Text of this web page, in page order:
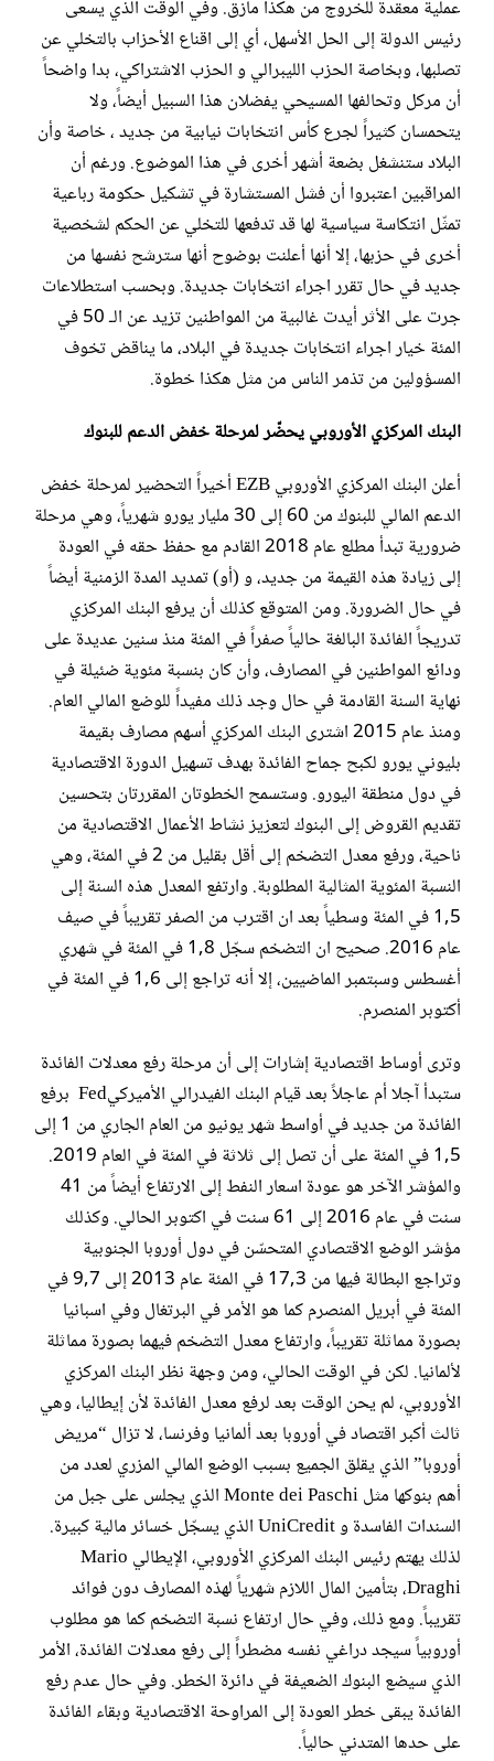
عملية معقدة للخروج من هكذا مأزق. وفي الوقت الذي يسعى
رئيس الدولة إلى الحل الأسهل، أي إلى اقناع الأحزاب بالتخلي عن
تصلبها، وبخاصة الحزب الليبرالي و الحزب الاشتراكي، بدا واضحاً
أن مركل وتحالفها المسيحي يفضلان هذا السبيل أيضاً، ولا
يتحمسان كثيراً لجرع كأس انتخابات نيابية من جديد ، خاصة وأن
البلاد ستنشغل بضعة أشهر أخرى في هذا الموضوع. ورغم أن
المراقبين اعتبروا أن فشل المستشارة في تشكيل حكومة رباعية
تمثّل انتكاسة سياسية لها قد تدفعها للتخلي عن الحكم لشخصية
أخرى في حزبها، إلا أنها أعلنت بوضوح أنها سترشح نفسها من
جديد في حال تقرر اجراء انتخابات جديدة. وبحسب استطلاعات
جرت على الأثر أيدت غالبية من المواطنين تزيد عن الـ 50 في
المئة خيار اجراء انتخابات جديدة في البلاد، ما يناقض تخوف
المسؤولين من تذمر الناس من مثل هكذا خطوة.
البنك المركزي الأوروبي يحضّر لمرحلة خفض الدعم للبنوك
أعلن البنك المركزي الأوروبي EZB أخيراً التحضير لمرحلة خفض
الدعم المالي للبنوك من 60 إلى 30 مليار يورو شهرياً، وهي مرحلة
ضرورية تبدأ مطلع عام 2018 القادم مع حفظ حقه في العودة
إلى زيادة هذه القيمة من جديد، و (أو) تمديد المدة الزمنية أيضاً
في حال الضرورة. ومن المتوقع كذلك أن يرفع البنك المركزي
تدريجاً الفائدة البالغة حالياً صفراً في المئة منذ سنين عديدة على
ودائع المواطنين في المصارف، وأن كان بنسبة مئوية ضئيلة في
نهاية السنة القادمة في حال وجد ذلك مفيداً للوضع المالي العام.
ومنذ عام 2015 اشترى البنك المركزي أسهم مصارف بقيمة
بليوني يورو لكبح جماح الفائدة بهدف تسهيل الدورة الاقتصادية
في دول منطقة اليورو. وستسمح الخطوتان المقررتان بتحسين
تقديم القروض إلى البنوك لتعزيز نشاط الأعمال الاقتصادية من
ناحية، ورفع معدل التضخم إلى أقل بقليل من 2 في المئة، وهي
النسبة المئوية المثالية المطلوبة. وارتفع المعدل هذه السنة إلى
1,5 في المئة وسطياً بعد ان اقترب من الصفر تقريباً في صيف
عام 2016. صحيح ان التضخم سجّل 1,8 في المئة في شهري
أغسطس وسبتمبر الماضيين، إلا أنه تراجع إلى 1,6 في المئة في
أكتوبر المنصرم.
وترى أوساط اقتصادية إشارات إلى أن مرحلة رفع معدلات الفائدة
ستبدأ آجلا أم عاجلاً بعد قيام البنك الفيدرالي الأميركيFed برفع
الفائدة من جديد في أواسط شهر يونيو من العام الجاري من 1 إلى
1,5 في المئة على أن تصل إلى ثلاثة في المئة في العام 2019.
والمؤشر الآخر هو عودة اسعار النفط إلى الارتفاع أيضاً من 41
سنت في عام 2016 إلى 61 سنت في اكتوبر الحالي. وكذلك
مؤشر الوضع الاقتصادي المتحسّن في دول أوروبا الجنوبية
وتراجع البطالة فيها من 17,3 في المئة عام 2013 إلى 9,7 في
المئة في أبريل المنصرم كما هو الأمر في البرتغال وفي اسبانيا
بصورة مماثلة تقريباً، وارتفاع معدل التضخم فيهما بصورة مماثلة
لألمانيا. لكن في الوقت الحالي، ومن وجهة نظر البنك المركزي
الأوروبي، لم يحن الوقت بعد لرفع معدل الفائدة لأن إيطاليا، وهي
ثالث أكبر اقتصاد في أوروبا بعد ألمانيا وفرنسا، لا تزال “مريض
أوروبا” الذي يقلق الجميع بسبب الوضع المالي المزري لعدد من
أهم بنوكها مثل Monte dei Paschi الذي يجلس على جبل من
السندات الفاسدة و UniCredit الذي يسجّل خسائر مالية كبيرة.
لذلك يهتم رئيس البنك المركزي الأوروبي، الإيطالي Mario
Draghi، بتأمين المال اللازم شهرياً لهذه المصارف دون فوائد
تقريباً. ومع ذلك، وفي حال ارتفاع نسبة التضخم كما هو مطلوب
أوروبياً سيجد دراغي نفسه مضطراً إلى رفع معدلات الفائدة، الأمر
الذي سيضع البنوك الضعيفة في دائرة الخطر. وفي حال عدم رفع
الفائدة يبقى خطر العودة إلى المراوحة الاقتصادية وبقاء الفائدة
على حدها المتدني حالياً.